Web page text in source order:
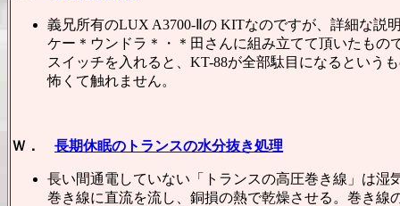
義兄所有のLUX A3700-Ⅱの KITなのですが、詳細な説
ケー＊ウンドラ＊・＊田さんに組み立てて頂いたもの
スイッチを入れると、KT-88が全部駄目になるという
怖くて触れません。
Ｗ． 長期休眠のトランスの水分抜き処理
長い間通電していない「トランスの高圧巻き線」は湿
巻き線に直流を流し、銅損の熱で乾燥させる。巻き